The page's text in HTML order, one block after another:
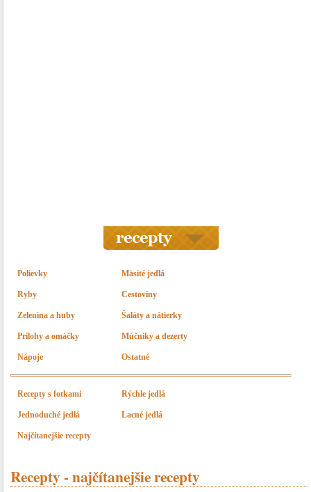
Polievky Mäsité jedlá
Ryby Cestoviny
Zelenina a huby Šaláty a nátierky
Prílohy a omáčky Múčniky a dezerty
Nápoje Ostatné
Recepty s fotkami Rýchle jedlá
Jednoduché jedlá Lacné jedlá
Najčítanejšie recepty
Recepty - najčítanejšie recepty